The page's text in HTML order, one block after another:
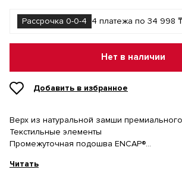
Рассрочка 0-0-4 4 платежа по 34 998
Нет в наличии
Добавить в избранное
Верх из натуральной замши
Текстильные элементы
Промежуточная подошва ENCAP®
Производство в США
Читать